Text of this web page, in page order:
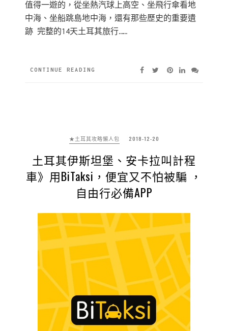
值得一遊的，從坐熱汽球上高空、坐飛行傘看地
中海、坐船跳島地中海，還有那些歷史的重要遺
跡 完整的14天土耳其旅行……
CONTINUE READING
★土耳其攻略懶人包 2018-12-20
土耳其伊斯坦堡、安卡拉叫計程
車》用BiTaksi，便宜又不怕被騙 ，
自由行必備APP